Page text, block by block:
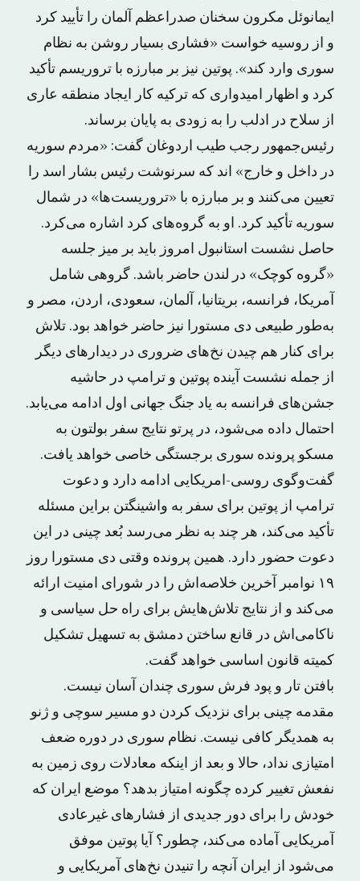
ایمانوئل مکرون سخنان صدراعظم آلمان را تأیید کرد
و از روسیه خواست «فشاری بسیار روشن به نظام
سوری وارد کند». پوتین نیز بر مبارزه با تروریسم تأکید
کرد و اظهار امیدواری که ترکیه کار ایجاد منطقه عاری
از سلاح در ادلب را به زودی به پایان برساند.
رئیس‌جمهور رجب طیب اردوغان گفت: «مردم سوریه
در داخل و خارج» اند که سرنوشت رئیس بشار اسد را
تعیین می‌کنند و بر مبارزه با «تروریست‌ها» در شمال
سوریه تأکید کرد. او به گروه‌های کرد اشاره می‌کرد.
حاصل نشست استانبول امروز باید بر میز جلسه
«گروه کوچک» در لندن حاضر باشد. گروهی شامل
آمریکا، فرانسه، بریتانیا، آلمان، سعودی، اردن، مصر و
به‌طور طبیعی دی مستورا نیز حاضر خواهد بود. تلاش
برای کنار هم چیدن نخ‌های ضروری در دیدارهای دیگر
از جمله نشست آینده پوتین و ترامپ در حاشیه
جشن‌های فرانسه به یاد جنگ جهانی اول ادامه می‌یابد.
احتمال داده می‌شود، در پرتو نتایج سفر بولتون به
مسکو پرونده سوری برجستگی خاصی خواهد یافت.
گفت‌وگوی روسی-امریکایی ادامه دارد و دعوت
ترامپ از پوتین برای سفر به واشینگتن براین مسئله
تأکید می‌کند، هر چند به نظر می‌رسد بُعد چینی در این
دعوت حضور دارد. همین پرونده وقتی دی مستورا روز
۱۹ نوامبر آخرین خلاصه‌اش را در شورای امنیت ارائه
می‌کند و از نتایج تلاش‌هایش برای راه حل سیاسی و
ناکامی‌اش در قانع ساختن دمشق به تسهیل تشکیل
کمیته قانون اساسی خواهد گفت.
بافتن تار و پود فرش سوری چندان آسان نیست.
مقدمه چینی برای نزدیک کردن دو مسیر سوچی و ژنو
به همدیگر کافی نیست. نظام سوری در دوره ضعف
امتیازی نداد، حالا و بعد از اینکه معادلات روی زمین به
نفعش تغییر کرده چگونه امتیاز بدهد؟ موضع ایران که
خودش را برای دور جدیدی از فشارهای غیرعادی
آمریکایی آماده می‌کند، چطور؟ آیا پوتین موفق
می‌شود از ایران آنچه را تنیدن نخ‌های آمریکایی و